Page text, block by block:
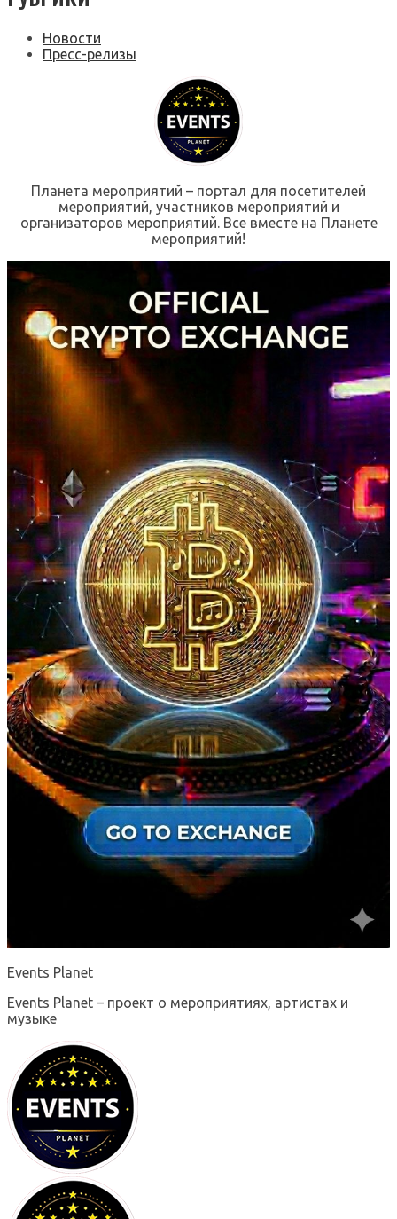
Новости
Пресс-релизы
Планета мероприятий – портал для посетителей
мероприятий, участников мероприятий и
организаторов мероприятий. Все вместе на Планете
мероприятий!
Events Planet
Events Planet – проект о мероприятиях, артистах и
музыке